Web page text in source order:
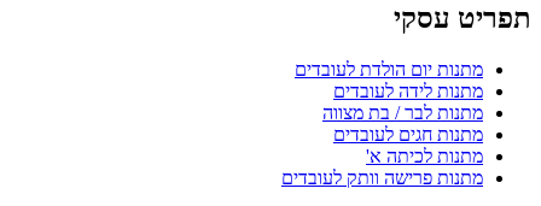
תפריט עסקי
מתנות יום הולדת לעובדים
מתנות לידה לעובדים
מתנות לבר / בת מצווה
מתנות חגים לעובדים
מתנות לכיתה א'
מתנות פרישה וותק לעובדים